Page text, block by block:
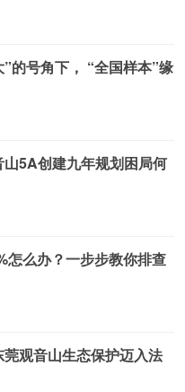
的号角下， “全国样本”缘
5A创建九年规划困局何
怎么办？一步步教你排查
莞观音山生态保护迈入法